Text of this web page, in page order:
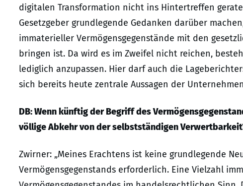
digitalen Transformation nicht ins Hintertreffen
Gesetzgeber grundlegende Gedanken darüber
immaterieller Vermögensgegenstände mit den
bringen ist. Da wird es im Zweifel nicht reichen,
lediglich anzupassen. Hier darf auch die
sich bereits heute zentrale Aussagen der
DB: Wenn künftig der Begriff des
völlige Abkehr von der selbstständigen
Zwirner: „Meines Erachtens ist keine grundlegende
Vermögensgegenstands erforderlich. Eine Vielzahl